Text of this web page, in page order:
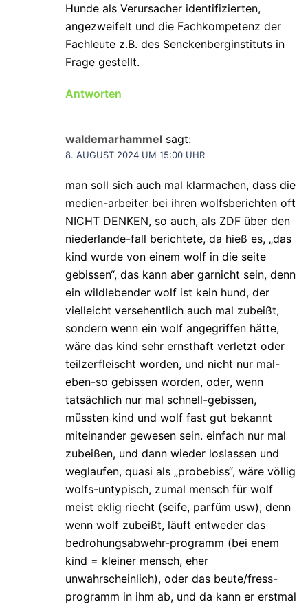
Hunde als Verursacher identifizierten,
angezweifelt und die Fachkompetenz der
Fachleute z.B. des Senckenberginstituts in
Frage gestellt.
Antworten
waldemarhammel sagt:
8. AUGUST 2024 UM 15:00 UHR
man soll sich auch mal klarmachen, dass die
medien-arbeiter bei ihren wolfsberichten oft
NICHT DENKEN, so auch, als ZDF über den
niederlande-fall berichtete, da hieß es, „das
kind wurde von einem wolf in die seite
gebissen“, das kann aber garnicht sein, denn
ein wildlebender wolf ist kein hund, der
vielleicht versehentlich auch mal zubeißt,
sondern wenn ein wolf angegriffen hätte,
wäre das kind sehr ernsthaft verletzt oder
teilzerfleischt worden, und nicht nur mal-
eben-so gebissen worden, oder, wenn
tatsächlich nur mal schnell-gebissen,
müssten kind und wolf fast gut bekannt
miteinander gewesen sein. einfach nur mal
zubeißen, und dann wieder loslassen und
weglaufen, quasi als „probebiss“, wäre völlig
wolfs-untypisch, zumal mensch für wolf
meist eklig riecht (seife, parfüm usw), denn
wenn wolf zubeißt, läuft entweder das
bedrohungsabwehr-programm (bei enem
kind = kleiner mensch, eher
unwahrscheinlich), oder das beute/fress-
programm in ihm ab, und da kann er erstmal